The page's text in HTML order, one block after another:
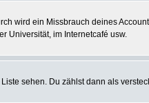
wird ein Missbrauch deines
Universität, im Internetcafé usw.
sehen. Du zählst dann als